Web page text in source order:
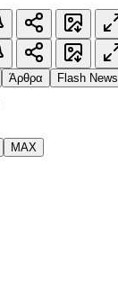
Άρθρα Flash News
MAX